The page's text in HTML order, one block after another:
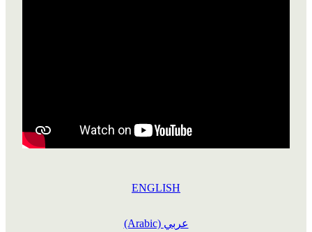
ABOUT THRIVE
NEWS & EVENTS
ENGLISH
(Arabic) عربي